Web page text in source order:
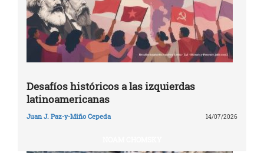
Desafíos históricos a las izquierdas
latinoamericanas
Juan J. Paz-y-Miño Cepeda 14/07/2026